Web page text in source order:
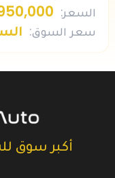
السعر:
950,000
سعر السوق:
أكبر سوق